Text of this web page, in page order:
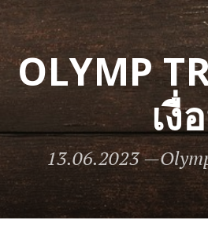
OLYMP
เงื่
13.06.2023—